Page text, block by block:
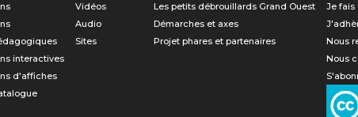
interactives
d'affiches
Vidéos
Audio
Sites
Les petits débrouillards Grand Ouest
Démarches et axes
Projet phares et partenaires
Je fais
Nous
Nous